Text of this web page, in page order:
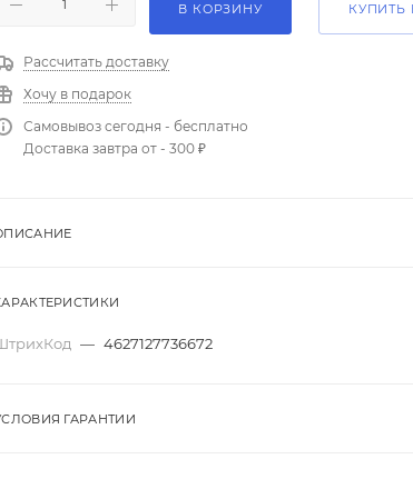
В КОРЗИНУ КУПИТЬ
Рассчитать доставку
Хочу в подарок
Самовывоз сегодня - бесплатно
Доставка завтра от - 300 ₽
— 4627127736672
ГАРАНТИИ